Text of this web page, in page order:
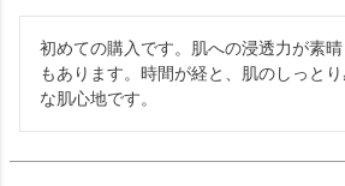
初めての購入です。肌への浸透力が素
もあります。時間が経と、肌のしっと
な肌心地です。